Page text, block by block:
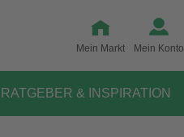
Mein Markt Mein Konto
RATGEBER & INSPIRATION